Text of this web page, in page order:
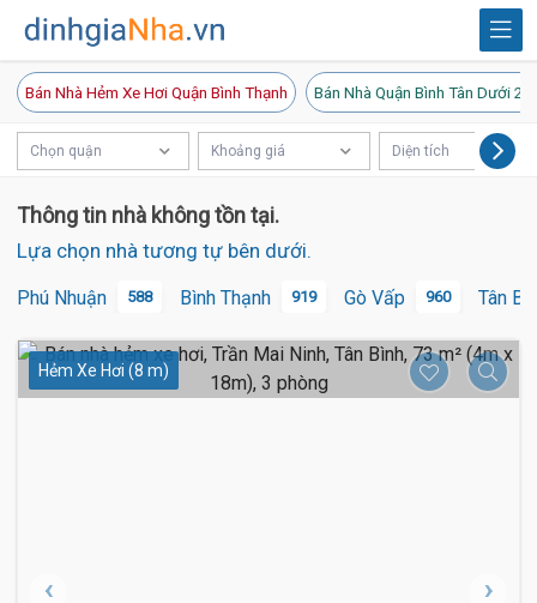
Bán Nhà Hẻm Xe Hơi Quận Bình Thạnh Bán Nhà Quận Bình Tân Dưới 20
Chọn quận Khoảng giá Diện tích
Thông tin nhà không tồn tại.
Lựa chọn nhà tương tự bên dưới.
Phú Nhuận 588 Bình Thạnh 919 Gò Vấp 960 Tân
Hẻm Xe Hơi (8 m)